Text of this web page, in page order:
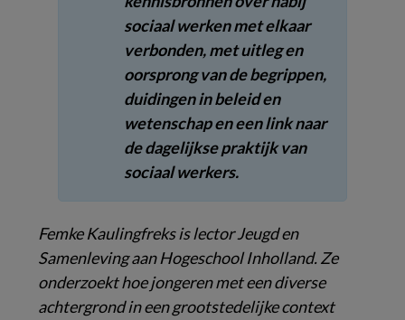
sociaal werken met elkaar
verbonden, met uitleg en
oorsprong van de begrippen,
duidingen in beleid en
wetenschap en een link naar
de dagelijkse praktijk van
sociaal werkers.
Femke Kaulingfreks is lector Jeugd en
Samenleving aan Hogeschool Inholland. Ze
onderzoekt hoe jongeren met een diverse
achtergrond in een grootstedelijke context